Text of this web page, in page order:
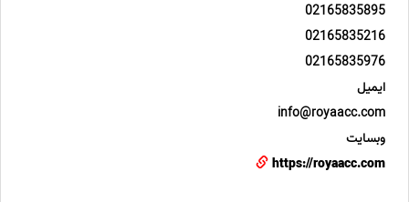
02165835895
02165835216
02165835976
ایمیل
info@royaacc.com
وبسایت
https://royaacc.com